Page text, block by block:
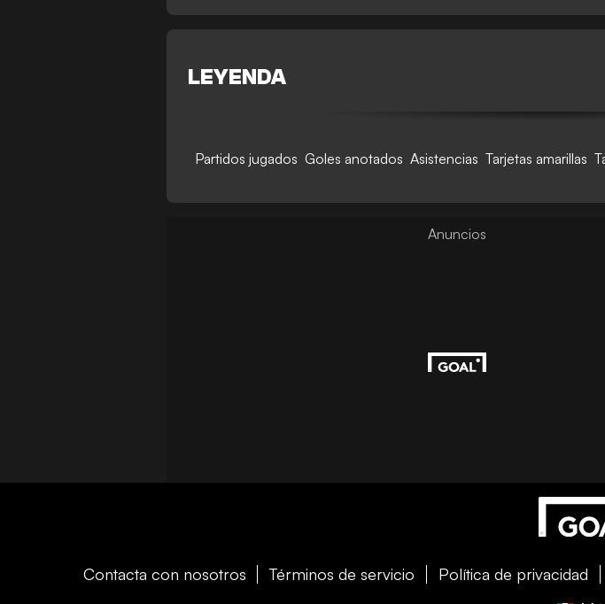
LEYENDA
Partidos jugados Goles anotados Asistencias Tarjetas amarillas
Contacta con nosotros Términos de servicio Política de privacidad